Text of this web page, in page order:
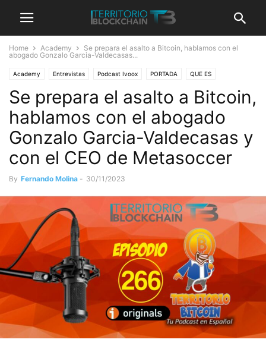
Home Academy
Se prepara el asalto a Bitcoin, hablamos con el
abogado Gonzalo Garcia-Valdecasas...
Academy Entrevistas Podcast Ivoox PORTADA QUE ES
Territorio Bitcoin Podcast
Se prepara el asalto a Bitcoin,
hablamos con el abogado
Gonzalo Garcia-Valdecasas y
con el CEO de Metasoccer
By Fernando Molina - 30/11/2023